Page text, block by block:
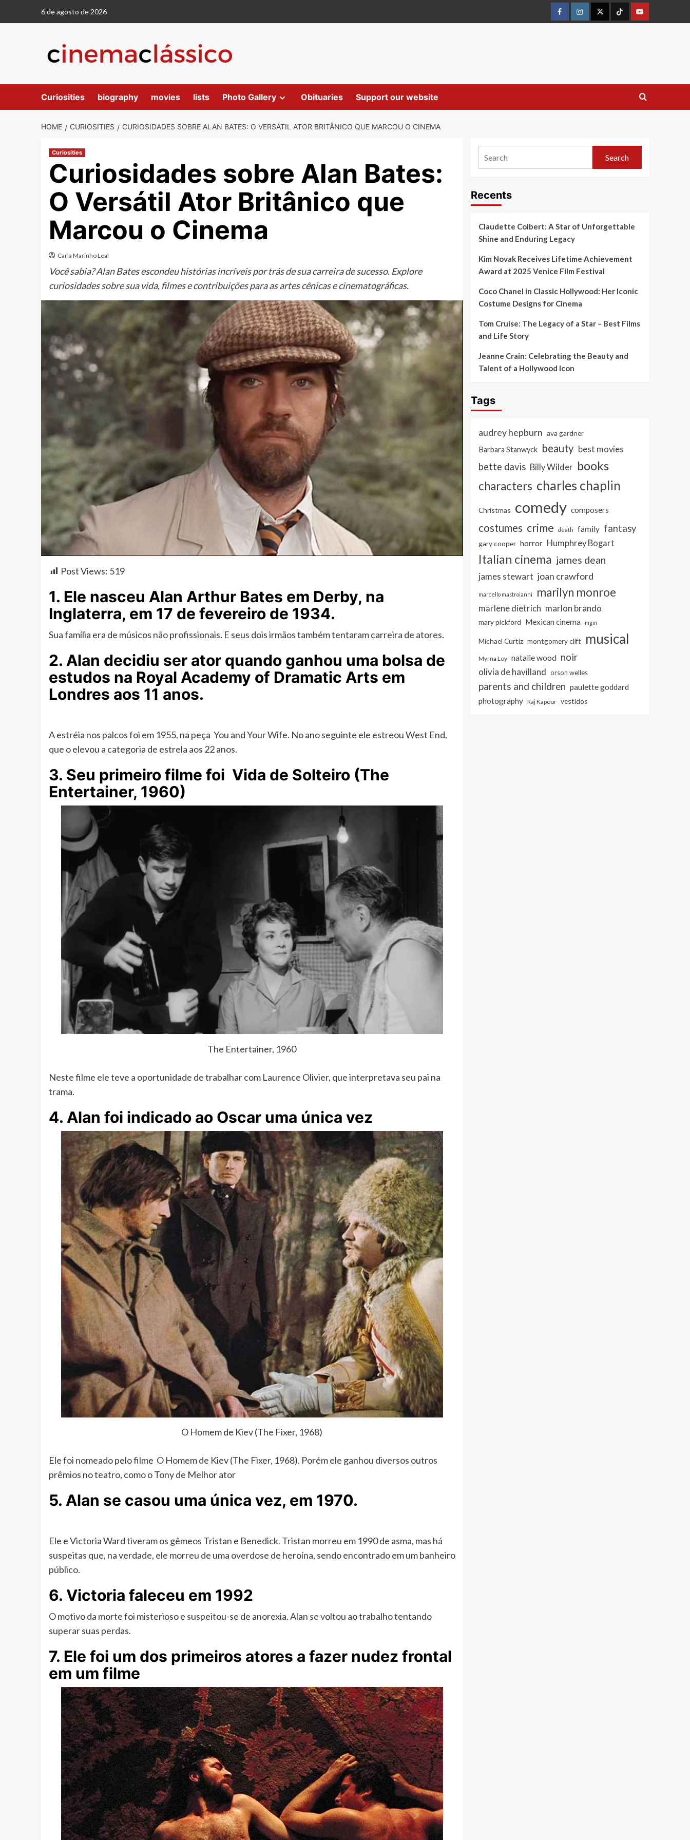
6 de agosto de 2026
Curiosities biography movies lists Photo Gallery Obituaries Support our website
HOME CURIOSITIES CURIOSIDADES SOBRE ALAN BATES: O VERSÁTIL ATOR BRITÂNICO QUE MARCOU O CINEMA
Curiosities
Curiosidades sobre Alan Bates:
O Versátil Ator Britânico que
Marcou o Cinema
Carla Marinho Leal
Você sabia? Alan Bates escondeu histórias incríveis por trás de sua carreira de sucesso. Explore
curiosidades sobre sua vida, filmes e contribuições para as artes cênicas e cinematográficas.
Post Views: 519
1. Ele nasceu Alan Arthur Bates em Derby, na
Inglaterra, em 17 de fevereiro de 1934.
Sua família era de músicos não profissionais. E seus dois irmãos também tentaram carreira de atores.
2. Alan decidiu ser ator quando ganhou uma bolsa de
estudos na Royal Academy of Dramatic Arts em
Londres aos 11 anos.
A estréia nos palcos foi em 1955, na peça You and Your Wife. No ano seguinte ele estreou West End,
que o elevou a categoria de estrela aos 22 anos.
3. Seu primeiro filme foi Vida de Solteiro (The
Entertainer, 1960)
The Entertainer, 1960
Neste filme ele teve a oportunidade de trabalhar com Laurence Olivier, que interpretava seu pai na
trama.
4. Alan foi indicado ao Oscar uma única vez
O Homem de Kiev (The Fixer, 1968)
Ele foi nomeado pelo filme O Homem de Kiev (The Fixer, 1968). Porém ele ganhou diversos outros
prêmios no teatro, como o Tony de Melhor ator
5. Alan se casou uma única vez, em 1970.
Ele e Victoria Ward tiveram os gêmeos Tristan e Benedick. Tristan morreu em 1990 de asma, mas há
suspeitas que, na verdade, ele morreu de uma overdose de heroína, sendo encontrado em um banheiro
público.
6. Victoria faleceu em 1992
O motivo da morte foi misterioso e suspeitou-se de anorexia. Alan se voltou ao trabalho tentando
superar suas perdas.
7. Ele foi um dos primeiros atores a fazer nudez frontal
em um filme
Search
Recents
Claudette Colbert: A Star of Unforgettable
Shine and Enduring Legacy
Kim Novak Receives Lifetime Achievement
Award at 2025 Venice Film Festival
Coco Chanel in Classic Hollywood: Her Iconic
Costume Designs for Cinema
Tom Cruise: The Legacy of a Star – Best Films
and Life Story
Jeanne Crain: Celebrating the Beauty and
Talent of a Hollywood Icon
Tags
audrey hepburn ava gardner
Barbara Stanwyck
beauty best movies
bette davis Billy Wilder books
characters charles chaplin
Christmas comedy composers
costumes crime death family fantasy
gary cooper horror Humphrey Bogart
Italian cinema james dean
james stewart joan crawford
marcello mastroianni marilyn monroe
marlene dietrich marlon brando
mary pickford Mexican cinema mgm
Michael Curtiz montgomery clift musical
Myrna Loy natalie wood noir
olivia de havilland orson welles
parents and children paulette goddard
photography Raj Kapoor vestidos